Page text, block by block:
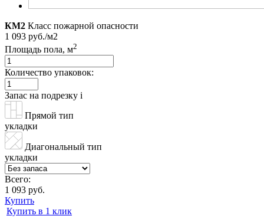
КМ2 Класс пожарной опасности
1 093 руб./м2
Площадь пола, м2
Количество упаковок:
Запас на подрезку i
Прямой тип
укладки
Диагональный тип
укладки
Всего:
1 093 руб.
Купить
Купить в 1 клик